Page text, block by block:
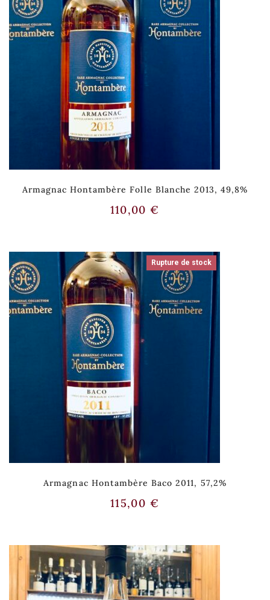
Armagnac Hontambère Folle Blanche 2013, 49,8%
110,00€
Rupture de stock
Armagnac Hontambère Baco 2011, 57,2%
115,00 €